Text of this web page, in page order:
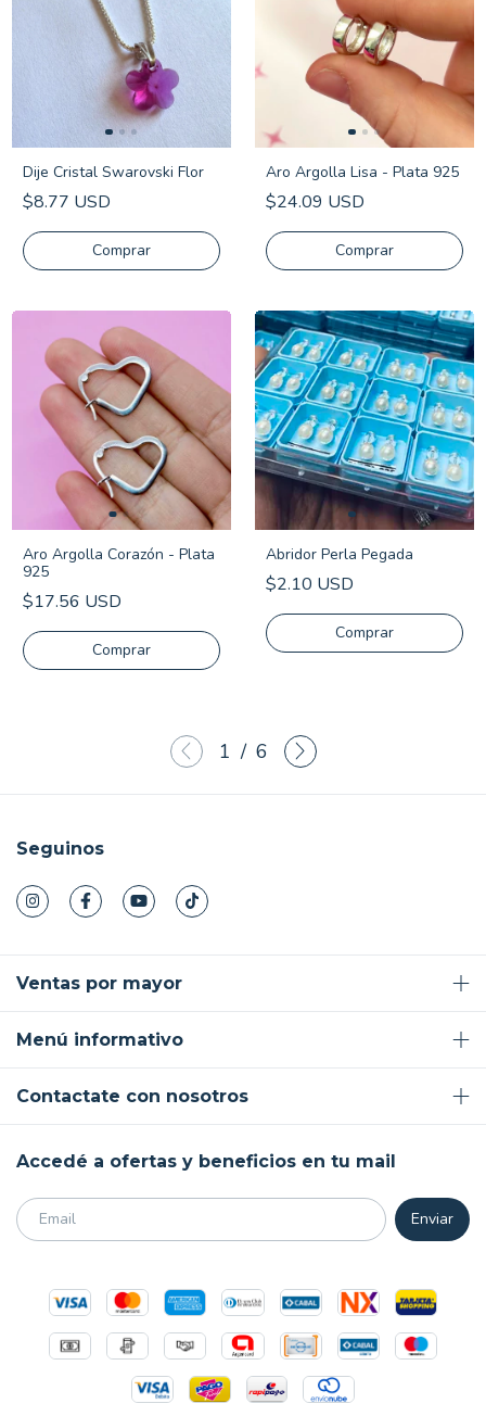
Dije Cristal Swarovski Flor
$8.77 USD
Aro Argolla Lisa - Plata 925
$24.09 USD
Aro Argolla Corazón - Plata
925
$17.56 USD
Abridor Perla Pegada
$2.10 USD
Comprar
1 / 6
Seguinos
Ventas por mayor
Menú informativo
Contactate con nosotros
Accedé a ofertas y beneficios en tu mail